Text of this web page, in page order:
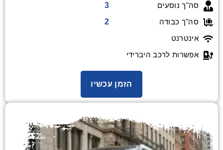
סה"ך נוסעים
3
סה"ך כבודה
2
אינטרנט
אפשרות לרכב היברידי
הזמן עכשיו